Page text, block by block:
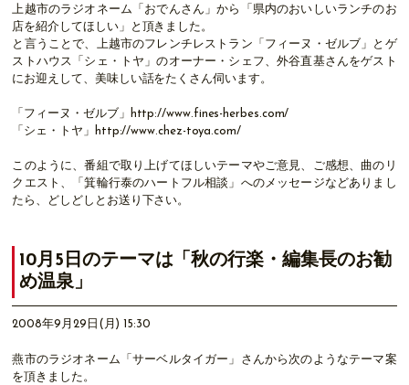
上越市のラジオネーム「おでんさん」から「県内のおいしいランチのお
店を紹介してほしい」と頂きました。
と言うことで、上越市のフレンチレストラン「フィーヌ・ゼルブ」とゲ
ストハウス「シェ・トヤ」のオーナー・シェフ、外谷直基さんをゲスト
にお迎えして、美味しい話をたくさん伺います。
「フィーヌ・ゼルブ」http://www.fines-herbes.com/
「シェ・トヤ」http://www.chez-toya.com/
このように、番組で取り上げてほしいテーマやご意見、ご感想、曲のリ
クエスト、「箕輪行泰のハートフル相談」へのメッセージなどありまし
たら、どしどしとお送り下さい。
10月5日のテーマは「秋の行楽・編集長のお勧
め温泉」
2008年9月29日(月) 15:30
燕市のラジオネーム「サーベルタイガー」さんから次のようなテーマ案
を頂きました。